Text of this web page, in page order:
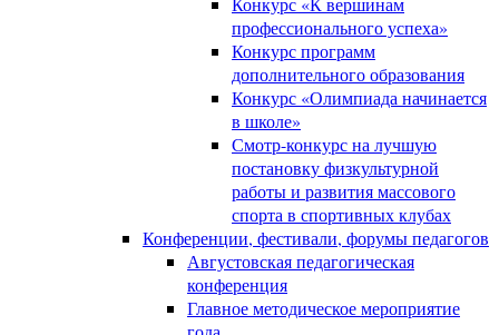
профессионального успеха»
Конкурс программ
дополнительного образования
Конкурс «Олимпиада начинается
в школе»
Смотр-конкурс на лучшую
постановку физкультурной
работы и развития массового
спорта в спортивных клубах
Конференции, фестивали, форумы педагогов
Августовская педагогическая
конференция
Главное методическое мероприятие